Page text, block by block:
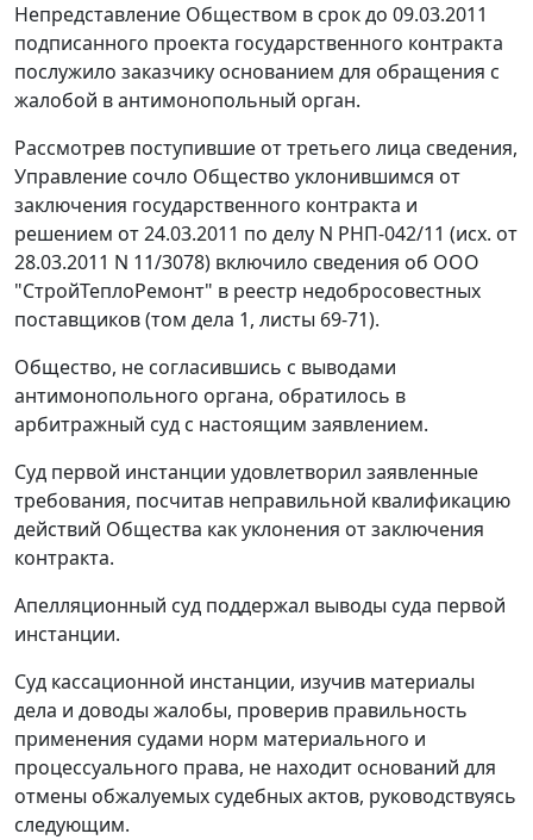
Непредставление Обществом в срок до 09.03.2011
подписанного проекта государственного контракта
послужило заказчику основанием для обращения с
жалобой в антимонопольный орган.
Рассмотрев поступившие от третьего лица сведения,
Управление сочло Общество уклонившимся от
заключения государственного контракта и
решением от 24.03.2011 по делу N РНП-042/11 (исх. от
28.03.2011 N 11/3078) включило сведения об ООО
"СтройТеплоРемонт" в реестр недобросовестных
поставщиков (том дела 1, листы 69-71).
Общество, не согласившись с выводами
антимонопольного органа, обратилось в
арбитражный суд с настоящим заявлением.
Суд первой инстанции удовлетворил заявленные
требования, посчитав неправильной квалификацию
действий Общества как уклонения от заключения
контракта.
Апелляционный суд поддержал выводы суда первой
инстанции.
Суд кассационной инстанции, изучив материалы
дела и доводы жалобы, проверив правильность
применения судами норм материального и
процессуального права, не находит оснований для
отмены обжалуемых судебных актов, руководствуясь
следующим.